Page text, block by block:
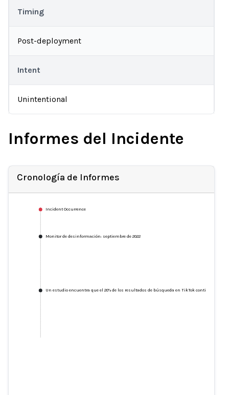
Timing
Post-deployment
Intent
Unintentional
Informes del Incidente
Cronología de Informes
Incident Occurrence
Monitor de desinformación: septiembre de 2022
Un estudio encuentra que el 20% de los resultados de búsqueda en TikTok contienen